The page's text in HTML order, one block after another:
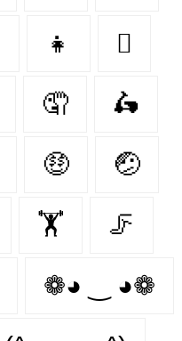
👧 🫩
🤦‍ 🛵
🤑 🤕
🏋️‍ 🦵
❁◕ ‿ ◕❁